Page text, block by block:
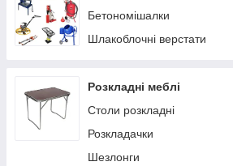
Бетономішалки
Шлакоблочні верстати
Розкладні меблі
Столи розкладні
Розкладачки
Шезлонги